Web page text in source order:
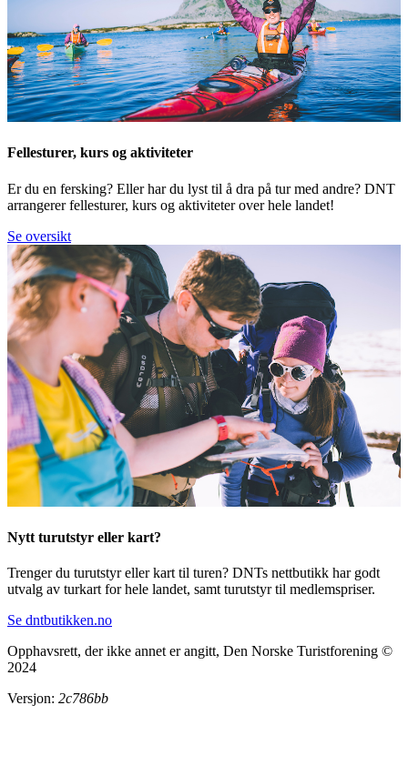
Fellesturer, kurs og aktiviteter
Er du en fersking? Eller har du lyst til å dra på tur med andre? DNT
arrangerer fellesturer, kurs og aktiviteter over hele landet!
Se oversikt
Nytt turutstyr eller kart?
Trenger du turutstyr eller kart til turen? DNTs nettbutikk har godt
utvalg av turkart for hele landet, samt turutstyr til medlemspriser.
Se dntbutikken.no
Opphavsrett, der ikke annet er angitt, Den Norske Turistforening ©
2024
Versjon: 2c786bb